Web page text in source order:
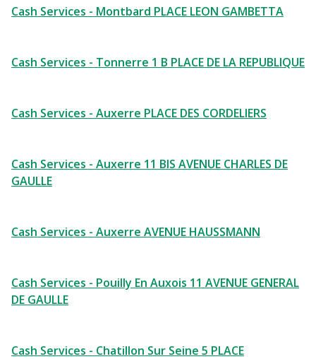
Cash Services - Montbard PLACE LEON GAMBETTA
Cash Services - Tonnerre 1 B PLACE DE LA REPUBLIQUE
Cash Services - Auxerre PLACE DES CORDELIERS
Cash Services - Auxerre 11 BIS AVENUE CHARLES DE
GAULLE
Cash Services - Auxerre AVENUE HAUSSMANN
Cash Services - Pouilly En Auxois 11 AVENUE GENERAL
DE GAULLE
Cash Services - Chatillon Sur Seine 5 PLACE